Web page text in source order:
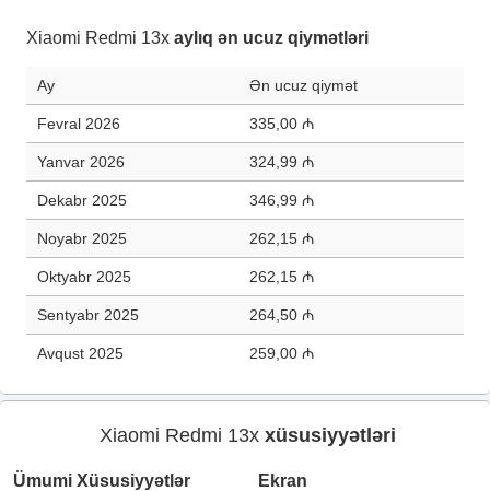
Xiaomi Redmi 13x aylıq ən ucuz qiymətləri
Ay Ən ucuz qiymət
Fevral 2026 335,00 ₼
Yanvar 2026 324,99 ₼
Dekabr 2025 346,99 ₼
Noyabr 2025 262,15 ₼
Oktyabr 2025 262,15 ₼
Sentyabr 2025 264,50 ₼
Avqust 2025 259,00 ₼
Xiaomi Redmi 13x xüsusiyyətləri
Ümumi Xüsusiyyətlər Ekran